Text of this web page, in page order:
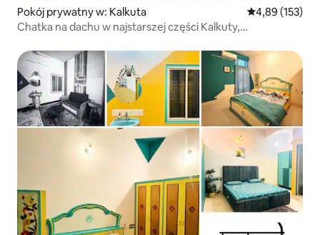
Pokój prywatny w: Kalkuta Średnia
4,89 (153)
Chatka na dachu w najstarszej części Kalkuty,